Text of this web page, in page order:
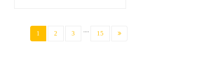
1 (current)
2 3 .... 15